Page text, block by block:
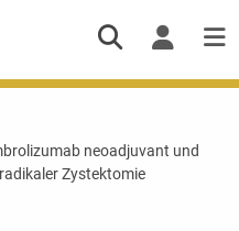
neoadjuvant und
Zystektomie